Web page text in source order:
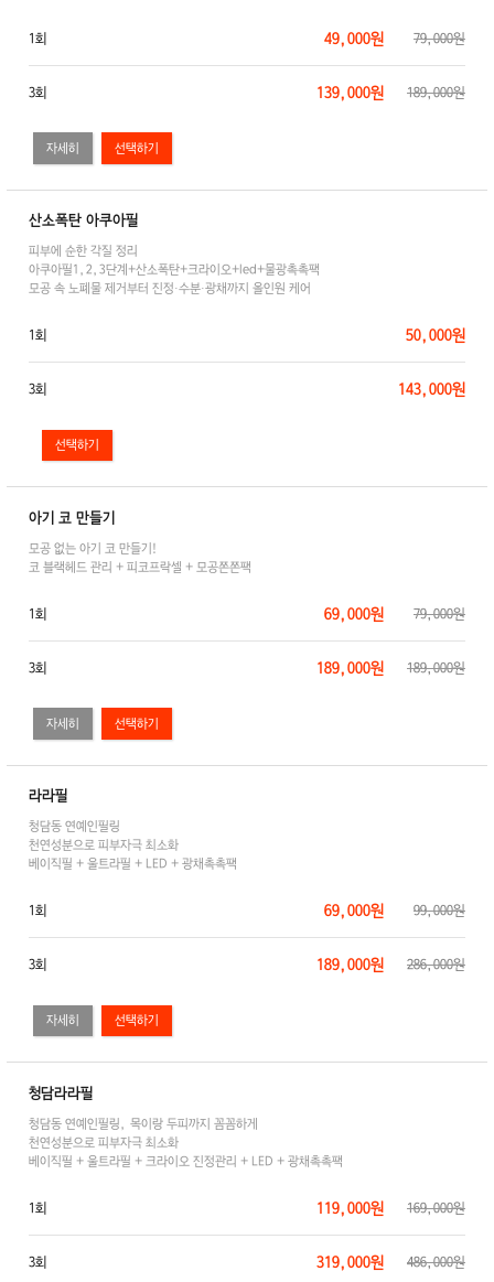
자세히
1회 49,000원 79,000원
3회 139,000원 189,000원
산소폭탄 아쿠아필
피부에 순한 각질 정리
아쿠아필1,2,3단계+산소폭탄+크라이오+led+물광촉촉팩
모공 속 노폐물 제거부터 진정·수분·광채까지 올인원 케어
1회 50,000원
3회 143,000원
아기 코 만들기
모공 없는 아기 코 만들기!
코 블랙헤드 관리 + 피코프락셀 + 모공쫀쫀팩
자세히
1회 69,000원 79,000원
3회 189,000원 189,000원
라라필
청담동 연예인필링
천연성분으로 피부자극 최소화
베이직필 + 울트라필 + LED + 광채촉촉팩
자세히
1회 69,000원 99,000원
3회 189,000원 286,000원
청담라라필
청담동 연예인필링, 목이랑 두피까지 꼼꼼하게
천연성분으로 피부자극 최소화
베이직필 + 울트라필 + 크라이오 진정관리 + LED + 광채촉촉팩
1회 119,000원 169,000원
3회 319,000원 486,000원